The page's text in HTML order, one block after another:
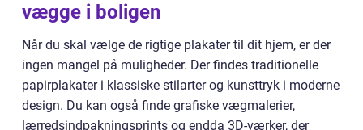
vægge i boligen
Når du skal vælge de rigtige plakater til dit hjem, er der
ingen mangel på muligheder. Der findes traditionelle
papirplakater i klassiske stilarter og kunsttryk i moderne
design. Du kan også finde grafiske vægmalerier,
lærredsindpakningsprints og endda 3D-værker, der